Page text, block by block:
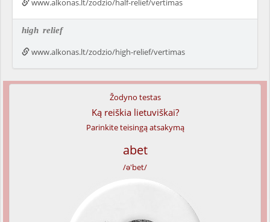
www.alkonas.lt/zodzio/half-relief/vertimas
high relief
www.alkonas.lt/zodzio/high-relief/vertimas
Žodyno testas
Ką reiškia lietuviškai?
Parinkite teisingą atsakymą
abet
/ə'bet/